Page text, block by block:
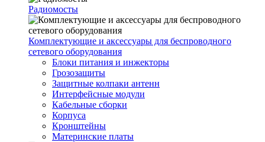
Радиомосты
Комплектующие и аксессуары для беспроводного
сетевого оборудования
Блоки питания и инжекторы
Грозозащиты
Защитные колпаки антенн
Интерфейсные модули
Кабельные сборки
Корпуса
Кронштейны
Материнские платы